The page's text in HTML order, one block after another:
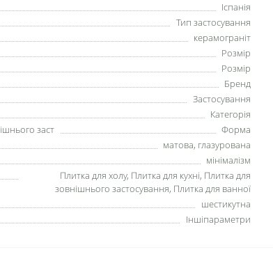
Іспанія
Тип застосування
керамограніт
Розмір
Розмір
Бренд
Застосування
Категорія
заст
Форма
матова, глазурована
мінімалізм
Плитка для холу, Плитка для кухні, Плитка для
зовнішнього застосування, Плитка для ванної
шестикутна
Іншіпараметри